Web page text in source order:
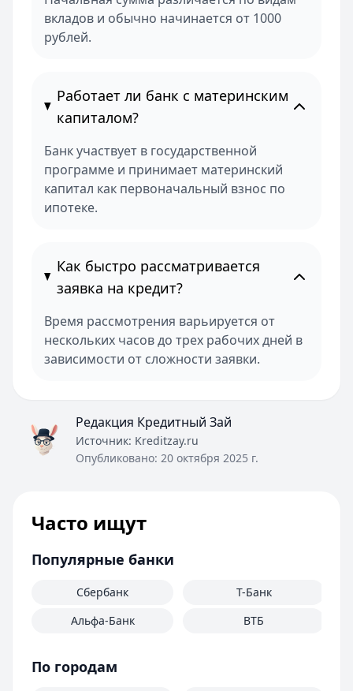
вкладов и обычно начинается от 1000
рублей.
Работает ли банк с материнским
капиталом?
Банк участвует в государственной
программе и принимает материнский
капитал как первоначальный взнос по
ипотеке.
Как быстро рассматривается
заявка на кредит?
Время рассмотрения варьируется от
нескольких часов до трех рабочих дней в
зависимости от сложности заявки.
Редакция Кредитный Зай
Источник: Kreditzay.ru
Опубликовано: 20 октября 2025 г.
Часто ищут
Популярные банки
Сбербанк
Альфа-Банк
Т-Банк
ВТБ
По городам